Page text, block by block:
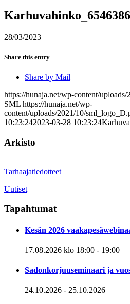
28/03/2023
Share this entry
Share by Mail
https://hunaja.net/wp-content/
SML https://hunaja.net/wp-
content/uploads/2021/10/
10:23:242023-03-28 10:23:24
Arkisto
Tarhaajatiedotteet
Uutiset
Tapahtumat
Kesän 2026
17.08.2026 klo 18:00 - 19:00
Sadonkorjuuseminaari ja
24.10.2026 - 25.10.2026